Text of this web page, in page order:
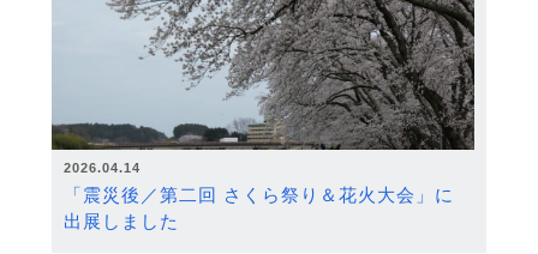
2026.04.14
「震災後／第二回 さくら祭り＆花火大会」に
出展しました